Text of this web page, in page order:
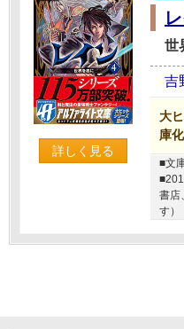
詳しく見る
世
吉
大
庫
■文
書店
す）